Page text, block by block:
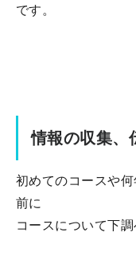
です。
情報の収集、
初めてのコースや
前に
コースについて下